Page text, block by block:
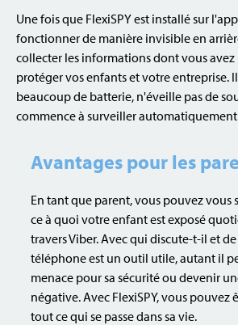
Une fois que FlexiSPY est installé sur
fonctionner de manière invisible en
collecter les informations dont vous
protéger vos enfants et votre entreprise.
beaucoup de batterie, n'éveille pas de
commence à surveiller
Avantages pour les
En tant que parent, vous pouvez vous
ce à quoi votre enfant est exposé
travers Viber. Avec qui discute-t-il et
téléphone est un outil utile, autant il
menace pour sa sécurité ou devenir
négative. Avec FlexiSPY, vous pouvez
tout ce qui se passe dans sa vie.